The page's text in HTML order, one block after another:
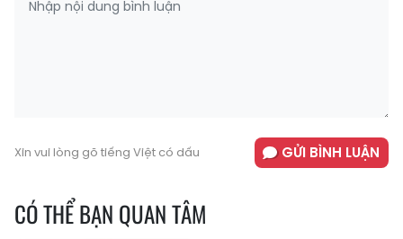
Xin vui lòng gõ tiếng Việt có dấu GỬI BÌNH LUẬN
CÓ THỂ BẠN QUAN TÂM